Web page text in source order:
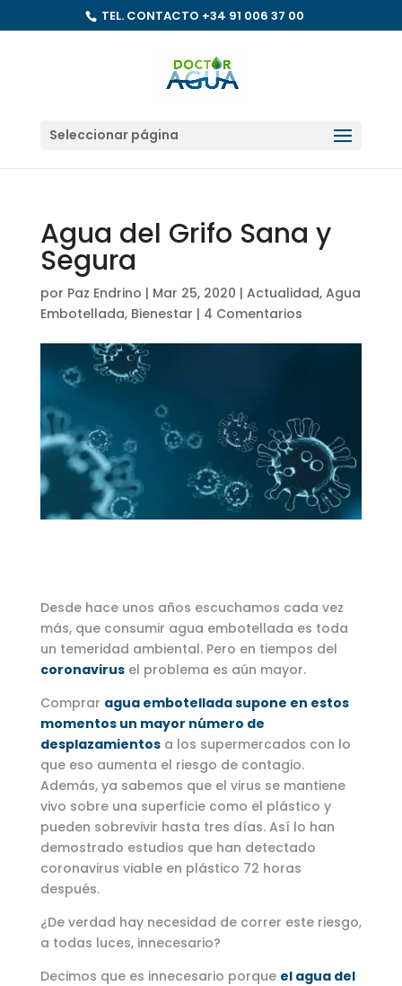
TEL. CONTACTO +34 91 006 37 00
Seleccionar página
Agua del Grifo Sana y
Segura
por Paz Endrino | Mar 25, 2020 | Actualidad, Agua
Embotellada, Bienestar | 4 Comentarios
Desde hace unos años escuchamos cada vez
más, que consumir agua embotellada es toda
un temeridad ambiental. Pero en tiempos del
coronavirusel problema es aún mayor.
Comprar agua embotellada supone en estos
momentos un mayor número de
desplazamientosa los supermercados con lo
que eso aumenta el riesgo de contagio.
Además, ya sabemos que el virus se mantiene
vivo sobre una superficie como el plástico y
pueden sobrevivir hasta tres días. Así lo han
demostrado estudios que han detectado
coronavirus viable en plástico 72 horas
después.
¿De verdad hay necesidad de correr este riesgo,
a todas luces, innecesario?
Decimos que es innecesario porque el agua del